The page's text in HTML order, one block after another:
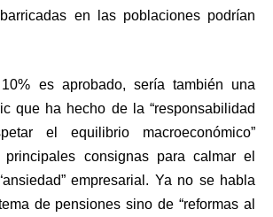
en las poblaciones podrían
es aprobado, sería también una
que ha hecho de la “responsabilidad
el equilibrio macroeconómico”
consignas para calmar el
empresarial. Ya no se habla
de pensiones sino de “reformas al